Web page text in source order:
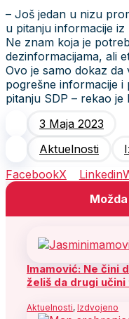
– Još jedan u nizu
u pitanju informacije iz
Ne znam koja je
dezinformacijama, ali
Ovo je samo dokaz
pogrešne informacije
pitanju SDP – rekao je
3 Maja 2023
Aktuelnosti
FacebookX Linkedin
Imamović: Ne čini
želiš da drugi
Aktuelnosti, Izdvojeno